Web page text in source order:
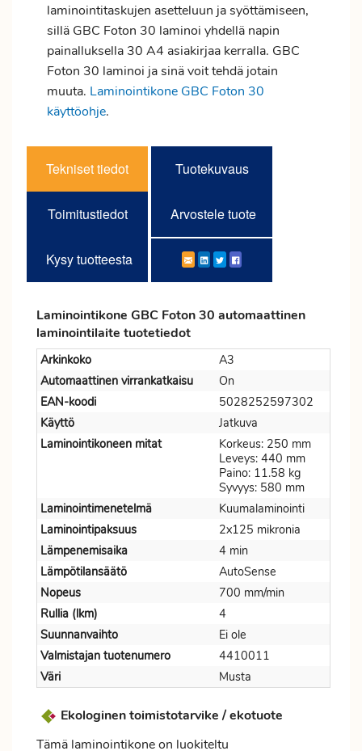
laminointitaskujen asetteluun ja syöttämiseen,
sillä GBC Foton 30 laminoi yhdellä napin
painalluksella 30 A4 asiakirjaa kerralla. GBC
Foton 30 laminoi ja sinä voit tehdä jotain
muuta. Laminointikone GBC Foton 30
käyttöohje.
Tekniset tiedot Tuotekuvaus
Toimitustiedot Arvostele tuote
Kysy tuotteesta
Laminointikone GBC Foton 30 automaattinen
laminointilaite tuotetiedot
Arkinkoko
A3
Automaattinen virrankatkaisu
On
EAN-koodi
5028252597302
Käyttö
Jatkuva
Laminointikoneen mitat
Korkeus: 250 mm
Leveys: 440 mm
Paino: 11.58 kg
Syvyys: 580 mm
Laminointimenetelmä
Kuumalaminointi
Laminointipaksuus
2x125 mikronia
Lämpenemisaika
4 min
Lämpötilansäätö
AutoSense
Nopeus
700 mm/min
Rullia (lkm)
4
Suunnanvaihto
Ei ole
Valmistajan tuotenumero
4410011
Väri
Musta
Ekologinen toimistotarvike / ekotuote
Tämä laminointikone on luokiteltu